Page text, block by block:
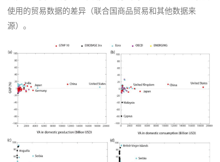
使用的贸易数据的差异（联合国商品贸易和其他数据来
源）。